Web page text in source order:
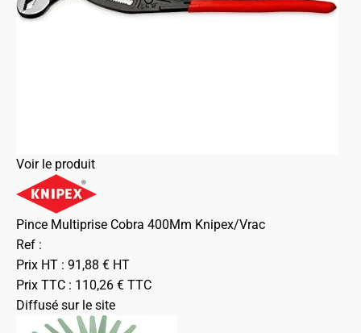
Voir le produit
Pince Multiprise Cobra 400Mm Knipex/Vrac
Ref :
Prix HT : 91,88 € HT
Prix TTC : 110,26 € TTC
Diffusé sur le site